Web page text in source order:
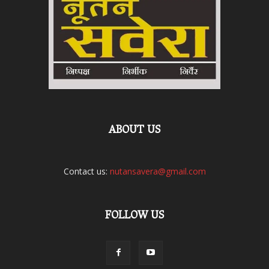
ABOUT US
Contact us: nutansavera@gmail.com
FOLLOW US